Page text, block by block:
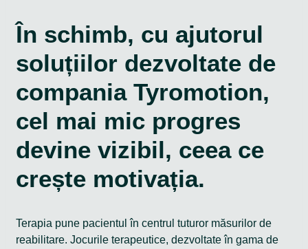
În schimb, cu ajutorul
soluțiilor dezvoltate de
compania Tyromotion,
cel mai mic progres
devine vizibil, ceea ce
crește motivația.
Terapia pune pacientul în centrul tuturor măsurilor de
reabilitare. Jocurile terapeutice, dezvoltate în gama de